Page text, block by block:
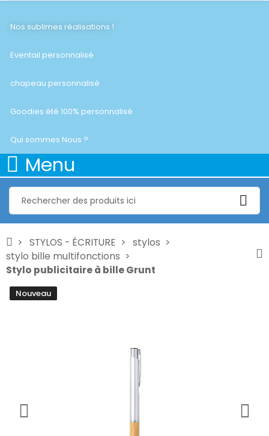
Nos sublimes réalisations !
Eventail personnalisé
chapeau personnalisé
Goodies été 100% personnalisé
Qui sommes Nous ?
Menu
STYLOS - ÉCRITURE
stylos
stylo bille multifonctions
Stylo publicitaire à bille Grunt
Nouveau